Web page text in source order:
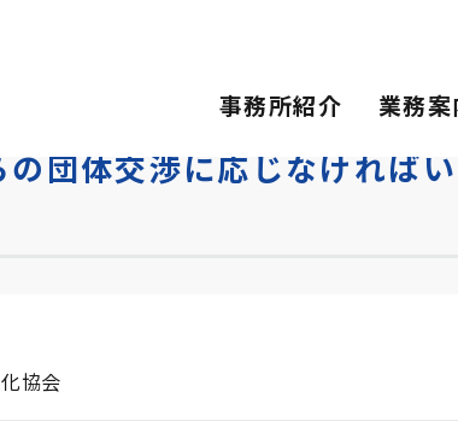
事務所紹介 業務案
団体交渉に応じなければ
協会